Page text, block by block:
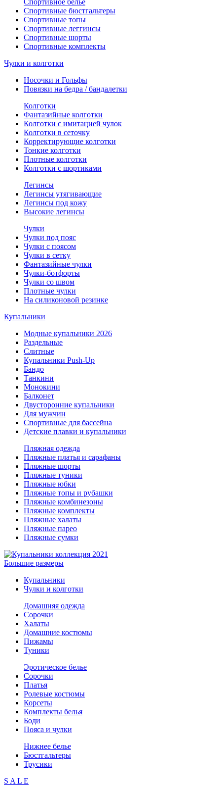
Спортивное белье
Спортивные бюстгальтеры
Спортивные топы
Спортивные леггинсы
Спортивные шорты
Спортивные комплекты
Чулки и колготки
Носочки и Гольфы
Повязки на бедра / бандалетки
Колготки
Фантазийные колготки
Колготки с имитацией чулок
Колготки в сеточку
Корректирующие колготки
Тонкие колготки
Плотные колготки
Колготки с шортиками
Легинсы
Легинсы утягивающие
Легинсы под кожу
Высокие легинсы
Чулки
Чулки под пояс
Чулки с поясом
Чулки в сетку
Фантазийные чулки
Чулки-ботфорты
Чулки со швом
Плотные чулки
На силиконовой резинке
Купальники
Модные купальники 2026
Раздельные
Слитные
Купальники Push-Up
Бандо
Танкини
Монокини
Балконет
Двусторонние купальники
Для мужчин
Спортивные для бассейна
Детские плавки и купальники
Пляжная одежда
Пляжные платья и сарафаны
Пляжные шорты
Пляжные туники
Пляжные юбки
Пляжные топы и рубашки
Пляжные комбинезоны
Пляжные комплекты
Пляжные халаты
Пляжные парео
Пляжные сумки
Большие размеры
Купальники
Чулки и колготки
Домашняя одежда
Сорочки
Халаты
Домашние костюмы
Пижамы
Туники
Эротическое белье
Сорочки
Платья
Ролевые костюмы
Корсеты
Комплекты белья
Боди
Пояса и чулки
Нижнее белье
Бюстгальтеры
Трусики
S A L E